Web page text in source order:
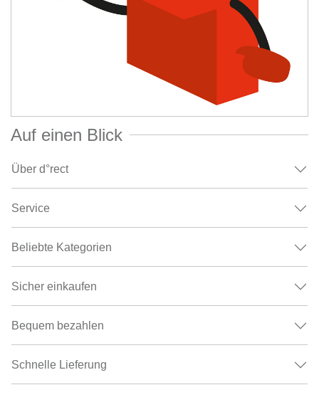
Auf einen Blick
Über d°rect
Service
Beliebte Kategorien
Sicher einkaufen
Bequem bezahlen
Schnelle Lieferung